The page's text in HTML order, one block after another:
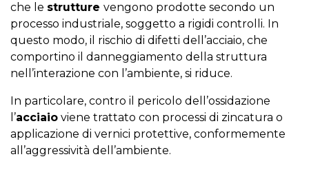
che le strutture vengono prodotte secondo un
processo industriale, soggetto a rigidi controlli. In
questo modo, il rischio di difetti dell’acciaio, che
comportino il danneggiamento della struttura
nell’interazione con l’ambiente, si riduce.
In particolare, contro il pericolo dell’ossidazione
l’acciaio viene trattato con processi di zincatura o
applicazione di vernici protettive, conformemente
all’aggressività dell’ambiente.